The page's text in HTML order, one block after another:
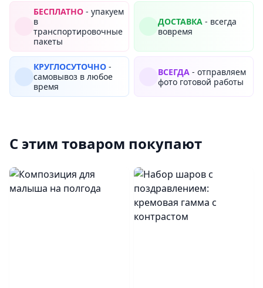
БЕСПЛАТНО - упакуем
в
транспортировочные
пакеты
ДОСТАВКА - всегда
вовремя
КРУГЛОСУТОЧНО -
самовывоз в любое
время
ВСЕГДА - отправляем
фото готовой работы
С этим товаром покупают